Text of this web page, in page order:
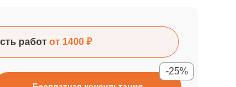
работ от 1400 ₽
-25%